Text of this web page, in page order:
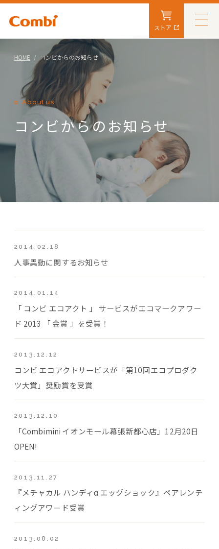
ストア
HOME コンビからのお知らせ
About us
コンビからのお知らせ
2014.02.18
人事異動に関するお知らせ
2014.01.14
「 コンビ エコアクト 」 サービスがエコマークアワー
ド 2013 「 金賞 」を受賞！
2013.12.12
コンビ エコアクトサービスが「第10回エコプロダク
ツ大賞」奨励賞を受賞
2013.12.10
「Combimini イオンモール幕張新都心店」12月20日
OPEN!
2013.11.27
『メチャカル ハンディα エッグショック』ペアレンテ
ィングアワード受賞
2013.08.02